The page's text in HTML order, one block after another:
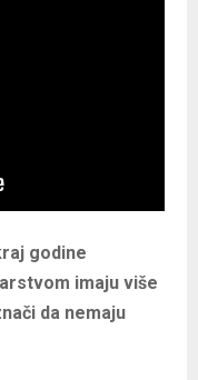
godine
imaju više
da nemaju